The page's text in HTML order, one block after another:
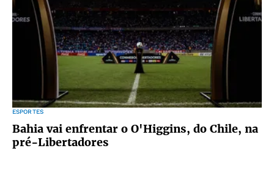
ESPORTES
Bahia vai enfrentar o O'Higgins, do Chile, na
pré-Libertadores